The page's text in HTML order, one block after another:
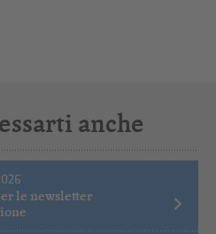
anche
le newsletter